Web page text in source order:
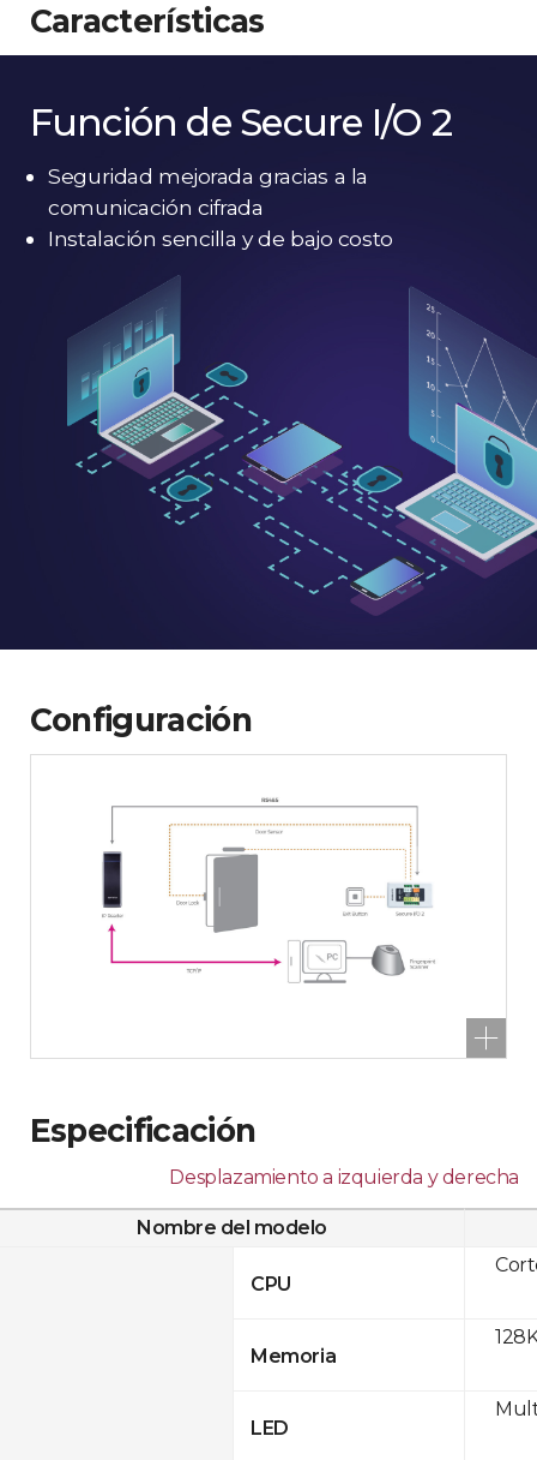
Características
Función de Secure I/O 2
Seguridad mejorada gracias a la
comunicación cifrada
Instalación sencilla y de bajo costo
Configuración
Especificación
Desplazamiento a izquierda y derecha
Nombre del modelo
CPU
Memoria
LED